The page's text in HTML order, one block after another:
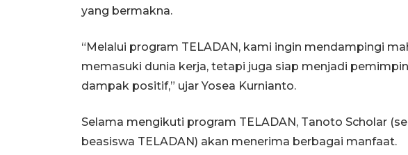
yang bermakna.
“Melalui program TELADAN, kami ingin mendampingi
memasuki dunia kerja, tetapi juga siap menjadi
dampak positif,” ujar Yosea Kurnianto.
Selama mengikuti program TELADAN, Tanoto Scholar
beasiswa TELADAN) akan menerima berbagai manfaat.